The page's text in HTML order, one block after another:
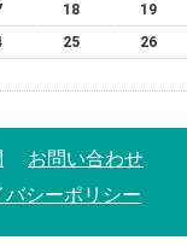
18
19
25
26
お問い合わせ
バシーポリシー